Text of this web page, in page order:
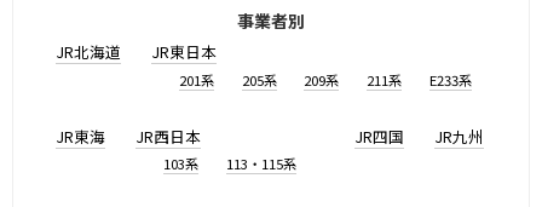
事業者別
JR北海道 JR東日本
201系 205系 209系 211系 E233系
JR東海 JR西日本
103系 113・115系
JR四国 JR九州